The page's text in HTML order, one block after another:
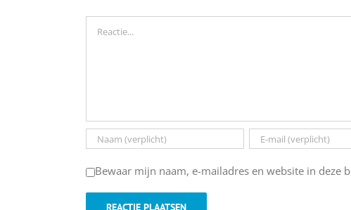
Bewaar mijn naam, e-mailadres en website in deze